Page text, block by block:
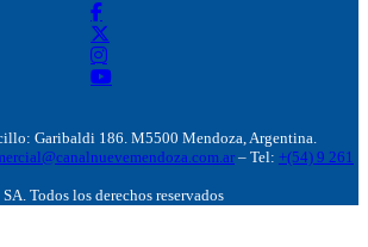
Garibaldi 186. M5500 Mendoza, Argentina.
– Tel: +(54) 9 261
Todos los derechos reservados